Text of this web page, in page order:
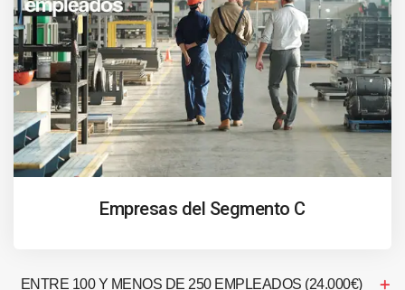
Empresas del Segmento C
ENTRE 100 Y MENOS DE 250 EMPLEADOS (24.000€)